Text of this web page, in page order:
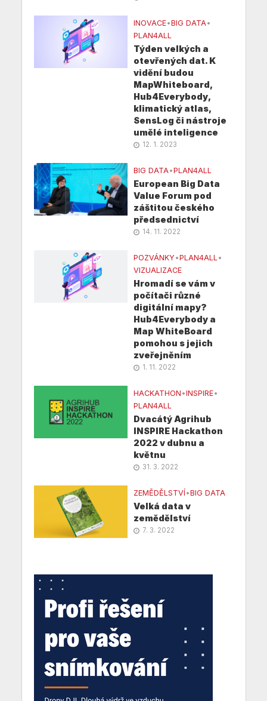
INOVACE•BIG DATA•
PLAN4ALL
Týden velkých a
otevřených dat. K
vidění budou
MapWhiteboard,
Hub4Everybody,
klimatický atlas,
SensLog či nástroje
umělé inteligence
12. 1. 2023
BIG DATA•PLAN4ALL
European Big Data
Value Forum pod
záštitou českého
předsednictví
14. 11. 2022
POZVÁNKY •PLAN4ALL•
VIZUALIZACE
Hromadí se vám v
počítači různé
digitální mapy?
Hub4Everybody a
Map WhiteBoard
pomohou s jejich
zveřejněním
1. 11. 2022
HACKATHON •INSPIRE•
PLAN4ALL
Dvacátý Agrihub
INSPIRE Hackathon
2022 v dubnu a
květnu
31. 3. 2022
ZEMĚDĚLSTVÍ •BIG DATA
Velká data v
zemědělství
7. 3. 2022